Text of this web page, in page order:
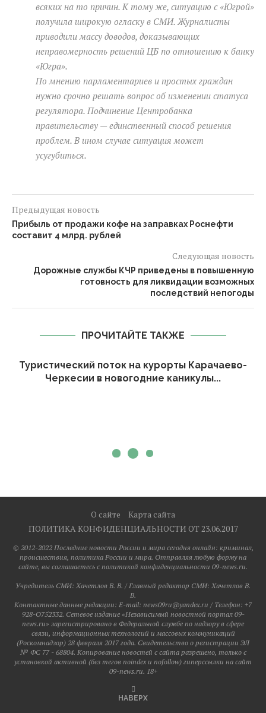
всяких на то причин. К тому же, ситуацию с «Югрой»
получила широкую огласку в СМИ. Журналисты
приводили массу доводов, доказывающих
неправомерность решений ЦБ по отношению к банку
«Югра».
По мнению парламентариев и простых граждан
нужно срочно решать вопрос об изменении статуса
регулятора. Подчинение Центробанка
правительству — единственный способ решения
проблем. В ином случае ситуация может
усугубиться.
Предыдущая новость
Прибыль от продажи кофе на заправках Роснефти
составит 4 млрд. рублей
Следующая новость
Дорожные службы КЧР приведены в повышенную
готовность для ликвидации возможных
последствий непогоды
ПРОЧИТАЙТЕ ТАКЖЕ
Туристический поток на курорты Карачаево-
Черкесии в новогодние каникулы...
О сайте
Карта сайта
ПОЛИТИКА КОНФИДЕНЦИАЛЬНОСТИ ОТ 23.06.2017
© 2012-2022 Последние новости России и мира сегодня онлайн: криминал,
происшествия, политика России и мира. Отправляя любую форму на
сайте, вы соглашаетесь с политикой конфиденциальности 09-news.ru.
Учредитель СМИ: Хaчeтлoв B. B. / Главный редактор СМИ: Хaчeтлoв B.
B.
Контактные данные редакции: E-mail: news09ru@yandex.ru / Телефон: +7
928-O752332. Сетевое издание «Независимый новостной портал 09-
news.ru» зарегистрировано в Федеральной службе по надзору в сфере
связи, информационных технологий и массовых коммуникаций
(Роскомнадзор) 28 февраля 2017 года. Свидетельство о регистрации ЭЛ
№ ФС 77 - 68804. Копирование новостей с сайта разрешено, только с
установкой активной (без тегов noindex и nofollow) гиперссылки на сайт
09-news.ru. 18+
НАВЕРХ